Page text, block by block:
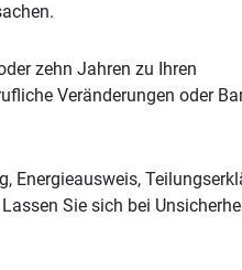
zehn Jahren zu Ihren
Veränderungen oder
Energieausweis,
Sie sich bei